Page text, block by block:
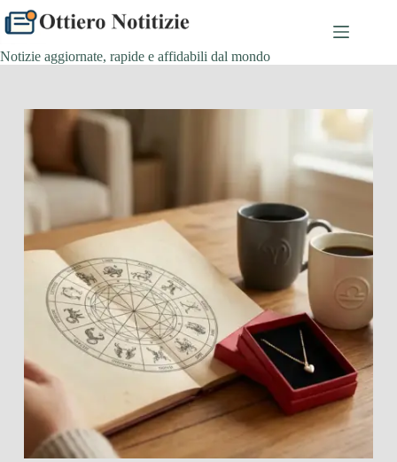
al
contenuto
Notizie aggiornate, rapide e affidabili dal mondo